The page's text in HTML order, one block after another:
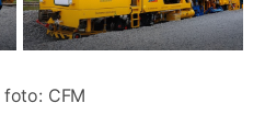
foto: CFM